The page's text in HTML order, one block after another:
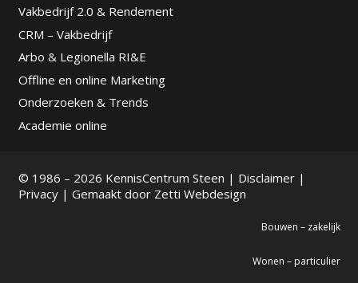
Vakbedrijf 2.0 & Rendement
CRM – Vakbedrijf
Arbo & Legionella RI&E
Offline en online Marketing
Onderzoeken & Trends
Academie online
© 1986 – 2026 KennisCentrum Steen | Disclaimer|
Privacy| Gemaakt door Zetti Webdesign
Bouwen – zakelijk
Wonen – particulier